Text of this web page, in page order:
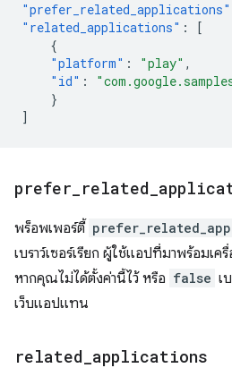
"prefer_related_applications"
"related_applications" :
[
{
"platform" : "play" ,
"id" :
}
]
prefer related
พร็อพเพอร์ตี้
เบราว์เซอร์เรียก ผู้ใช้แอปที่มาพร้อมเ
หากคุณไม่ได้ตั้งค่านี้ไว้ หรือ false เ
เว็บแอปแทน
related applications